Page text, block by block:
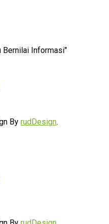
Bernilai Informasi"
By rudDesign.